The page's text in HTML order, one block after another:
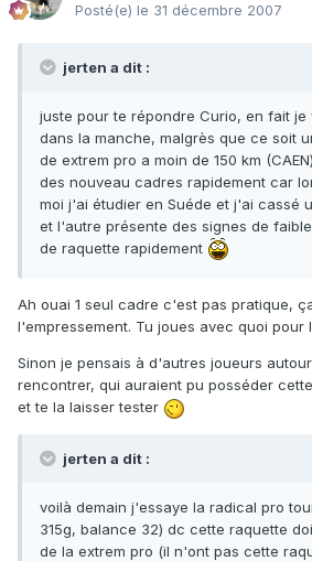
Posté(e) le 31 décembre 2007
jerten a dit :
juste pour te répondre Curio, en fait je
dans la manche, malgrès que ce soit
de extrem pro a moin de 150 km
des nouveau cadres rapidement car
moi j'ai étudier en Suéde et j'ai cassé
et l'autre présente des signes de
de raquette rapidement
Ah ouai 1 seul cadre c'est pas pratique,
l'empressement. Tu joues avec quoi pour
Sinon je pensais à d'autres joueurs
rencontrer, qui auraient pu posséder
et te la laisser tester
jerten a dit :
voilà demain j'essaye la radical pro
315g, balance 32) dc cette raquette
de la extrem pro (il n'ont pas cette